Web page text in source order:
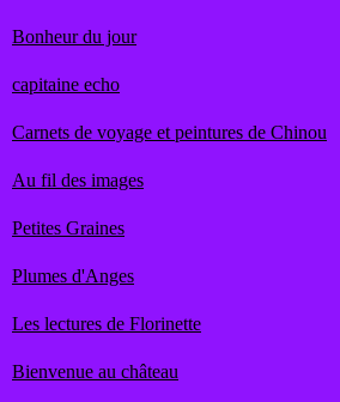
Bonheur du jour
capitaine echo
Carnets de voyage et peintures de Chinou
Au fil des images
Petites Graines
Plumes d'Anges
Les lectures de Florinette
Bienvenue au château